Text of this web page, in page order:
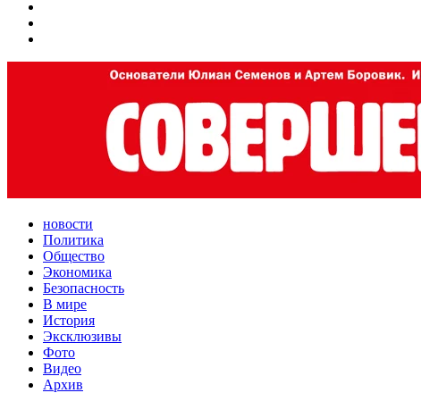
новости
Политика
Общество
Экономика
Безопасность
В мире
История
Эксклюзивы
Фото
Видео
Архив